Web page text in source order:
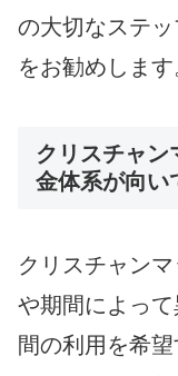
の大切なステ
をお勧めします
クリスチャン
金体系が向い
クリスチャン
や期間によっ
間の利用を希